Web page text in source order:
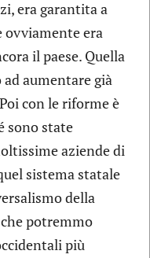
era garantita a
ovviamente era
il paese. Quella
aumentare già
con le riforme è
sono state
aziende di
sistema statale
della
potremmo
più